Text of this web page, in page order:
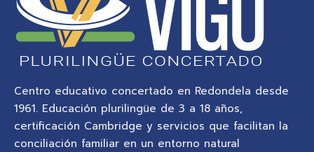
Centro educativo concertado en Redondela desde
1961. Educación plurilingüe de 3 a 18 años,
certificación Cambridge y servicios que facilitan la
conciliación familiar en un entorno natural